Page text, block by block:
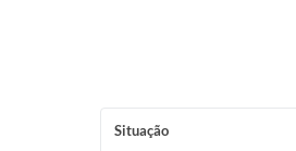
Situação